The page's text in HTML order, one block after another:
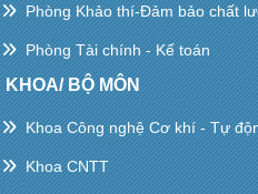
Phòng Khảo thí-Đảm bảo chất
Phòng Tài chính - Kế toán
KHOA/ BỘ MÔN
Khoa Công nghệ Cơ khí - Tự
Khoa CNTT